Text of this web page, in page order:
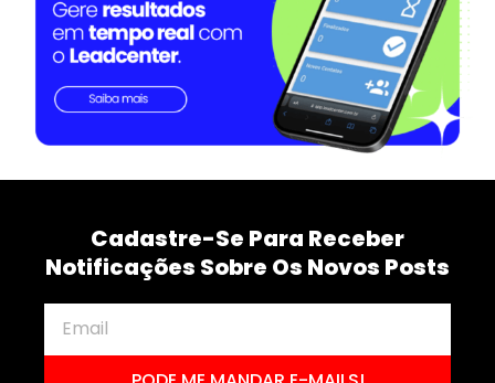
Cadastre-Se Para Receber
Notificações Sobre Os Novos Posts